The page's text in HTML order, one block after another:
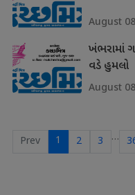
August
ખંભરામાં
વડે હુમલો
August
Prev 1 2 3 …